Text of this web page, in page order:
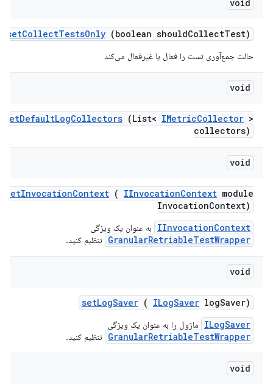
void
setCollectTestsOnly (boolean shouldCollectTest)
حالت جمع‌آوری تست را فعال یا غیرفعال می‌کند
void
setDefaultLogCollectors (List< IMetricCollector >
collectors)
void
setInvocationContext ( IInvocationContext module
InvocationContext)
IInvocationContext
به عنوان یک ویژگی
GranularRetriableTestWrapper تنظیم کنید.
void
setLogSaver ( ILogSaver logSaver)
ILogSaver
ماژول را به عنوان یک ویژگی
GranularRetriableTestWrapper تنظیم کنید.
void